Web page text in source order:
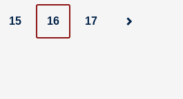
15 16 17